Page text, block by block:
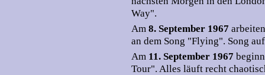
Way".
Am 8. September 1967
an dem Song "Flying". Song
Am 11. September 1967
Tour". Alles läuft recht